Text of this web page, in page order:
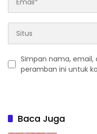
Simpan nama, email,
peramban ini untuk
Baca Juga